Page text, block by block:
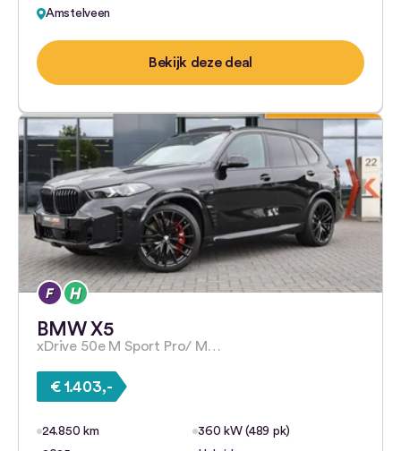
Amstelveen
Bekijk deze deal
BMW X5
xDrive 50e M Sport Pro/ M…
€ 1.403,-
24.850 km
360 kW (489 pk)